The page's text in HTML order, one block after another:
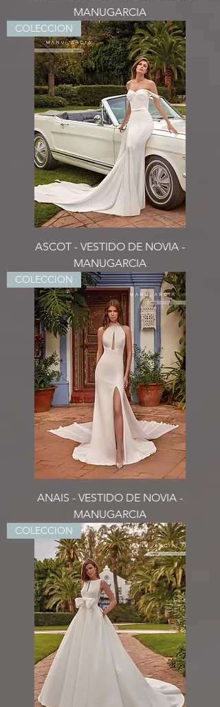
MANUGARCIA
COLECCION
ASCOT - VESTIDO DE NOVIA -
MANUGARCIA
COLECCION
ANAIS - VESTIDO DE NOVIA -
MANUGARCIA
COLECCION